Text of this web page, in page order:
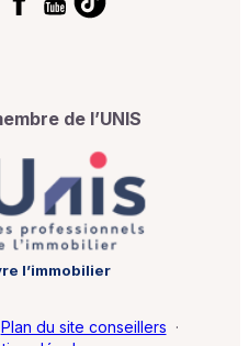
de l’UNIS
l’immobilier
Plan du site conseillers ·